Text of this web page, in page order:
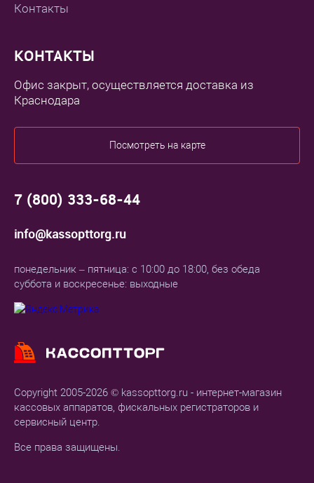
Контакты
Copyright 2005-2026 © kassopttorg.ru - интернет-магазин
кассовых аппаратов, фискальных регистраторов и
сервисный центр.
Все права защищены.
КОНТАКТЫ
Офис закрыт, осуществляется доставка из
Краснодара
Посмотреть на карте
7 (800) 333-68-44
info@kassopttorg.ru
понедельник – пятница: с 10:00 до 18:00, без обеда
суббота и воскресенье: выходные